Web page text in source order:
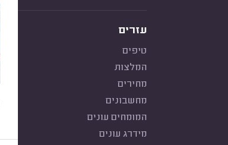
עזרים
טיפים
המלצות
מחירים
מחשבונים
המומחים עונים
מידרג עונים